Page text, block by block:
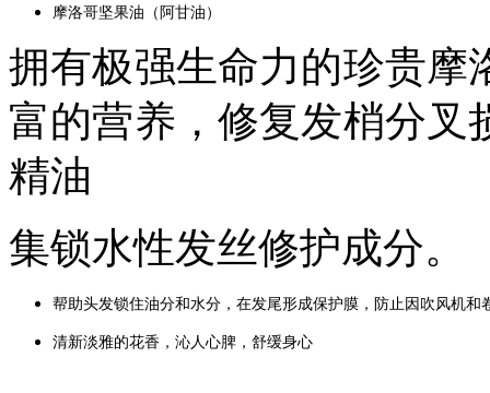
摩洛哥坚果油（阿甘油）
拥有极强生命力的珍贵摩
富的营养，修复发梢分叉
精油
集锁水性发丝修护成分。
帮助头发锁住油分和水分，在发尾形成保护膜，防止因吹风机和
清新淡雅的花香，沁人心脾，舒缓身心